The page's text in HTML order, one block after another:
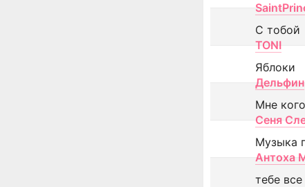
С тобой
TONI
Яблоки
Дельфин
Мне
Сеня
Музыка
Антоха
тебе